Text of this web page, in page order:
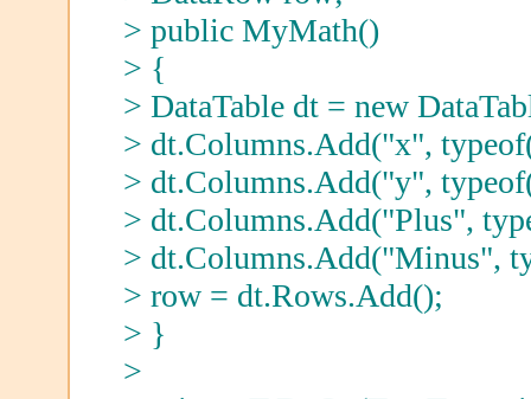
> public MyMath()
> {
> DataTable dt = new
> dt.Columns.Add("x",
> dt.Columns.Add("y",
> dt.Columns.Add("Plus",
> dt.Columns.Add("Minus",
> row = dt.Rows.Add();
> }
>